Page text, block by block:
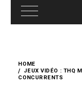
content
HOME
JEUX VIDÉO : THQ
CONCURRENTS